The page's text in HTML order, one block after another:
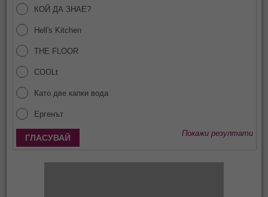
КОЙ ДА ЗНАЕ?
Hell's Kitchen
THE FLOOR
COOLt
Като две капки вода
Ергенът
Покажи резултати